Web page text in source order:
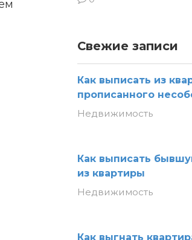
Свежие записи
Как выписать из
прописанного
Недвижимость
Как выписать
из квартиры
Недвижимость
Как выгнать